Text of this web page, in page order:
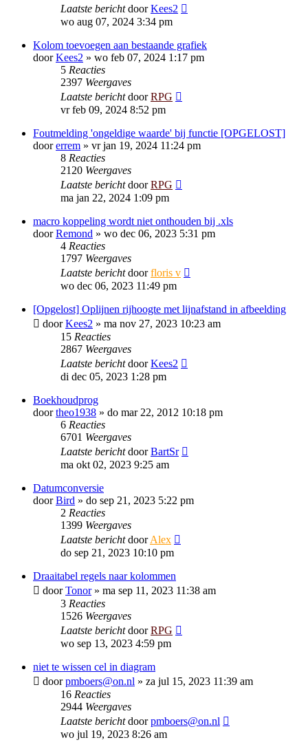
Laatste berichtdoorKees2
wo aug 07, 2024 3:34 pm
Kolom toevoegen aan bestaande grafiek
doorKees2 » wo feb 07, 2024 1:17 pm
5 Reacties
2397 Weergaves
Laatste berichtdoorRPG
vr feb 09, 2024 8:52 pm
Foutmelding 'ongeldige waarde' bij functie [OPGELOST]
doorerrem » vr jan 19, 2024 11:24 pm
8 Reacties
2120 Weergaves
Laatste berichtdoorRPG
ma jan 22, 2024 1:09 pm
macro koppeling wordt niet onthouden bij .xls
doorRemond » wo dec 06, 2023 5:31 pm
4 Reacties
1797 Weergaves
Laatste berichtdoorfloris v
wo dec 06, 2023 11:49 pm
[Opgelost] Oplijnen rijhoogte met lijnafstand in afbeelding
doorKees2 » ma nov 27, 2023 10:23 am
15 Reacties
2867 Weergaves
Laatste berichtdoorKees2
di dec 05, 2023 1:28 pm
Boekhoudprog
doortheo1938 » do mar 22, 2012 10:18 pm
6 Reacties
6701 Weergaves
Laatste berichtdoorBartSr
ma okt 02, 2023 9:25 am
Datumconversie
doorBird » do sep 21, 2023 5:22 pm
2 Reacties
1399 Weergaves
Laatste berichtdoorAlex
do sep 21, 2023 10:10 pm
Draaitabel regels naar kolommen
doorTonor» ma sep 11, 2023 11:38 am
3 Reacties
1526 Weergaves
Laatste berichtdoorRPG
wo sep 13, 2023 4:59 pm
niet te wissen cel in diagram
doorpmboers@on.nl » za jul 15, 2023 11:39 am
16 Reacties
2944 Weergaves
Laatste berichtdoorpmboers@on.nl
wo jul 19, 2023 8:26 am